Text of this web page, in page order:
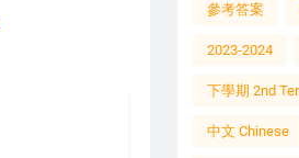
參考答案
2023-2024
下學期 2nd
中文 Chinese